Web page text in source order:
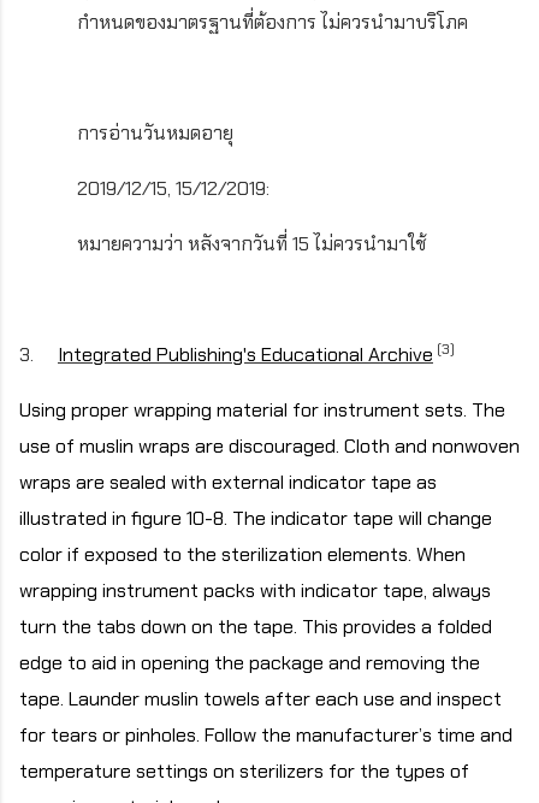
กำหนดของมาตรฐานที่ต้องการ ไม่ควรนำมาบริโภค
การอ่านวันหมดอายุ
2019/12/15, 15/12/2019:
หมายความว่า หลังจากวันที่ 15 ไม่ควรนำมาใช้
3. Integrated Publishing's Educational Archive (3)
Using proper wrapping material for instrument sets. The
use of muslin wraps are discouraged. Cloth and nonwoven
wraps are sealed with external indicator tape as
illustrated in figure 10-8. The indicator tape will change
color if exposed to the sterilization elements. When
wrapping instrument packs with indicator tape, always
turn the tabs down on the tape. This provides a folded
edge to aid in opening the package and removing the
tape. Launder muslin towels after each use and inspect
for tears or pinholes. Follow the manufacturer’s time and
temperature settings on sterilizers for the types of